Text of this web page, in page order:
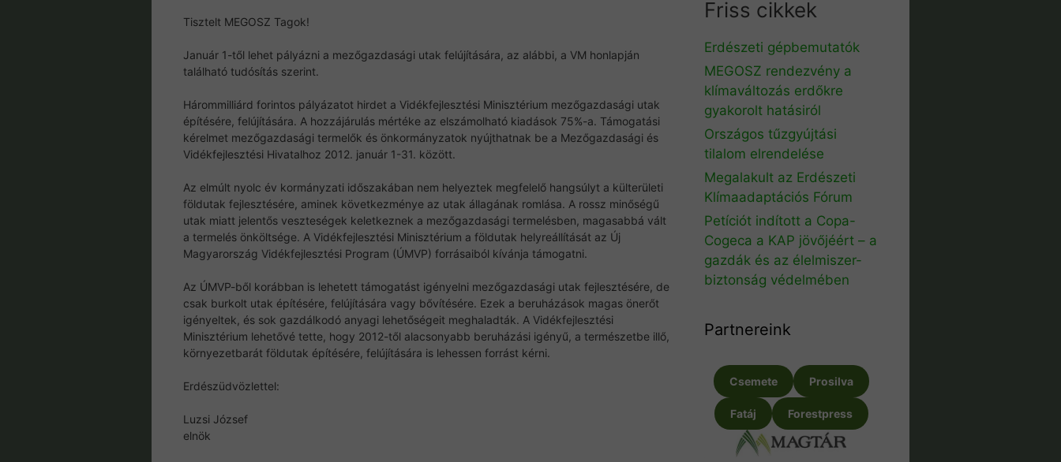
Tisztelt MEGOSZ Tagok!
Január 1-től lehet pályázni a mezőgazdasági utak felújítására, az alábbi, a VM honlapján
található tudósítás szerint.
Hárommilliárd forintos pályázatot hirdet a Vidékfejlesztési Minisztérium mezőgazdasági utak
építésére, felújítására. A hozzájárulás mértéke az elszámolható kiadások 75%-a. Támogatási
kérelmet mezőgazdasági termelők és önkormányzatok nyújthatnak be a Mezőgazdasági és
Vidékfejlesztési Hivatalhoz 2012. január 1-31. között.
Az elmúlt nyolc év kormányzati időszakában nem helyeztek megfelelő hangsúlyt a külterületi
földutak fejlesztésére, aminek következménye az utak állagának romlása. A rossz minőségű
utak miatt jelentős veszteségek keletkeznek a mezőgazdasági termelésben, magasabbá vált
a termelés önköltsége. A Vidékfejlesztési Minisztérium a földutak helyreállítását az Új
Magyarország Vidékfejlesztési Program (ÚMVP) forrásaiból kívánja támogatni.
Az ÚMVP-ből korábban is lehetett támogatást igényelni mezőgazdasági utak fejlesztésére, de
csak burkolt utak építésére, felújítására vagy bővítésére. Ezek a beruházások magas önerőt
igényeltek, és sok gazdálkodó anyagi lehetőségeit meghaladták. A Vidékfejlesztési
Minisztérium lehetővé tette, hogy 2012-től alacsonyabb beruházási igényű, a természetbe illő,
környezetbarát földutak építésére, felújítására is lehessen forrást kérni.
Erdészüdvözlettel:
Luzsi József
elnök
Friss cikkek
Erdészeti gépbemutatók
MEGOSZ rendezvény a
klímaváltozás erdőkre
gyakorolt hatásiról
Országos tűzgyújtási
tilalom elrendelése
Megalakult az Erdészeti
Klímaadaptációs Fórum
Petíciót indított a Copa-
Cogeca a KAP jövőjéért – a
gazdák és az élelmiszer-
biztonság védelmében
Partnereink
Csemete Prosilva
Fatáj Forestpress